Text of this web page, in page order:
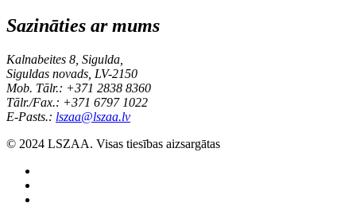
Sazināties ar mums
Kalnabeites 8, Sigulda,
Siguldas novads, LV-2150
Mob. Tālr.: +371 2838 8360
Tālr./Fax.: +371 6797 1022
E-Pasts.: lszaa@lszaa.lv
© 2024 LSZAA. Visas tiesības aizsargātas